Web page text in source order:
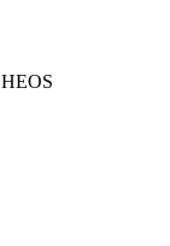
HEOS